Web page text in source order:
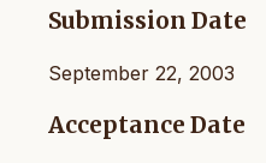
Submission Date
September 22, 2003
Acceptance Date